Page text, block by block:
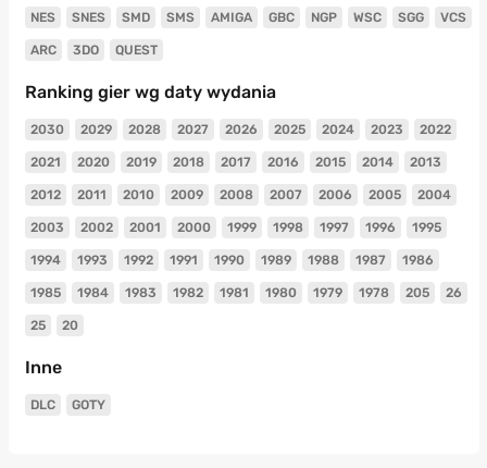
NES SNES SMD SMS AMIGA GBC NGP WSC SGG VCS
ARC 3DO QUEST
Ranking gier wg daty wydania
2030 2029 2028 2027 2026 2025 2024 2023 2022
2021 2020 2019 2018 2017 2016 2015 2014 2013
2012 2011 2010 2009 2008 2007 2006 2005 2004
2003 2002 2001 2000 1999 1998 1997 1996 1995
1994 1993 1992 1991 1990 1989 1988 1987 1986
1985 1984 1983 1982 1981 1980 1979 1978 205 26
25 20
Inne
DLC GOTY